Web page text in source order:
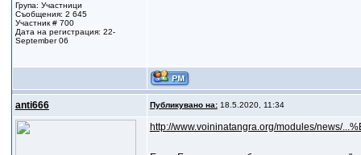
Група: Участници
Съобщения: 2 645
Участник # 700
Дата на регистрация: 22-
September 06
anti666 Публикувано на:18.5.2020, 11:34
http://www.voininatangra.org/modules/news/